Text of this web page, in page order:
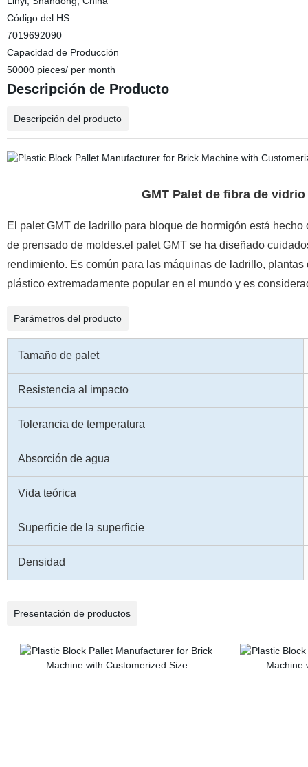
Código del HS
7019692090
Capacidad de Producción
50000 pieces/ per month
Descripción de Producto
Descripción del producto
GMT Palet de fibra de
El palet GMT de ladrillo para bloque de hormigón está
de prensado de moldes.el palet GMT se ha diseñado
rendimiento. Es común para las máquinas de ladrillo,
plástico extremadamente popular en el mundo y es
Parámetros del producto
Tamaño de palet
Resistencia al impacto
Tolerancia de temperatura
Absorción de agua
Vida teórica
Superficie de la superficie
Densidad
Presentación de productos